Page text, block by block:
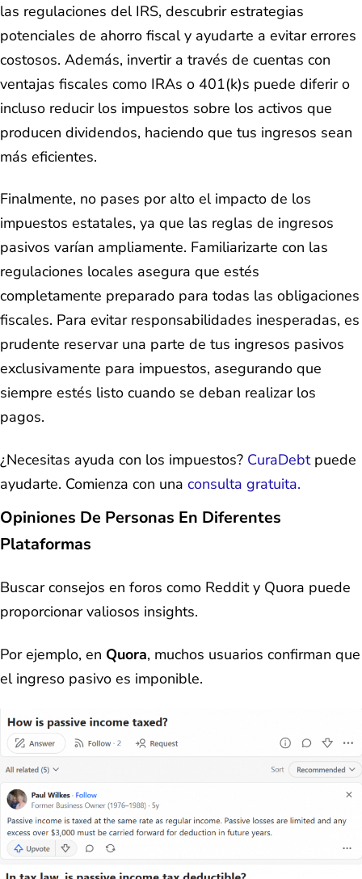
las regulaciones del IRS, descubrir estrategias
potenciales de ahorro fiscal y ayudarte a evitar errores
costosos. Además, invertir a través de cuentas con
ventajas fiscales como IRAs o 401(k)s puede diferir o
incluso reducir los impuestos sobre los activos que
producen dividendos, haciendo que tus ingresos sean
más eficientes.
Finalmente, no pases por alto el impacto de los
impuestos estatales, ya que las reglas de ingresos
pasivos varían ampliamente. Familiarizarte con las
regulaciones locales asegura que estés
completamente preparado para todas las obligaciones
fiscales. Para evitar responsabilidades inesperadas, es
prudente reservar una parte de tus ingresos pasivos
exclusivamente para impuestos, asegurando que
siempre estés listo cuando se deban realizar los
pagos.
¿Necesitas ayuda con los impuestos? CuraDebtpuede
ayudarte. Comienza con una consulta gratuita.
Opiniones De Personas En Diferentes
Plataformas
Buscar consejos en foros como Reddit y Quora puede
proporcionar valiosos insights.
Por ejemplo, en Quora, muchos usuarios confirman que
el ingreso pasivo es imponible.